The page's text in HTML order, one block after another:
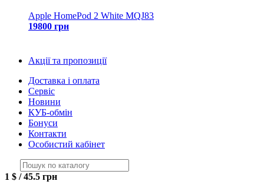
Apple HomePod 2 White MQJ83
19800 грн
Акції та пропозиції
Доставка і оплата
Сервіс
Новини
КУБ-обмін
Бонуси
Контакти
Особистий кабінет
1 $ / 45.5 грн